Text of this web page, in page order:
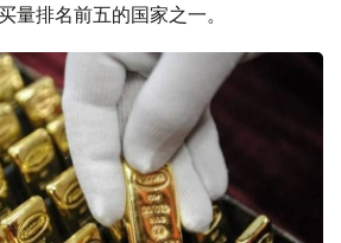
量排名前五的国家之一。